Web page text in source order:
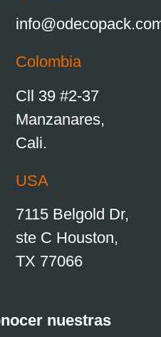
Colombia
Cll 39 #2-37
Manzanares,
Cali.
USA
7115 Belgold Dr,
ste C Houston,
TX 77066
nuestras